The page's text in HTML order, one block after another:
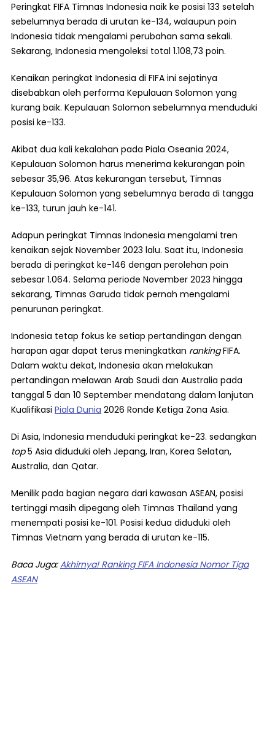
Peringkat FIFA Timnas Indonesia naik ke posisi 133 setelah
sebelumnya berada di urutan ke-134, walaupun poin
Indonesia tidak mengalami perubahan sama sekali.
Sekarang, Indonesia mengoleksi total 1.108,73 poin.
Kenaikan peringkat Indonesia di FIFA ini sejatinya
disebabkan oleh performa Kepulauan Solomon yang
kurang baik. Kepulauan Solomon sebelumnya menduduki
posisi ke-133.
Akibat dua kali kekalahan pada Piala Oseania 2024,
Kepulauan Solomon harus menerima kekurangan poin
sebesar 35,96. Atas kekurangan tersebut, Timnas
Kepulauan Solomon yang sebelumnya berada di tangga
ke-133, turun jauh ke-141.
Adapun peringkat Timnas Indonesia mengalami tren
kenaikan sejak November 2023 lalu. Saat itu, Indonesia
berada di peringkat ke-146 dengan perolehan poin
sebesar 1.064. Selama periode November 2023 hingga
sekarang, Timnas Garuda tidak pernah mengalami
penurunan peringkat.
Indonesia tetap fokus ke setiap pertandingan dengan
harapan agar dapat terus meningkatkan rankingFIFA.
Dalam waktu dekat, Indonesia akan melakukan
pertandingan melawan Arab Saudi dan Australia pada
tanggal 5 dan 10 September mendatang dalam lanjutan
Kualifikasi Piala Dunia 2026 Ronde Ketiga Zona Asia.
Di Asia, Indonesia menduduki peringkat ke-23. sedangkan
top5 Asia diduduki oleh Jepang, Iran, Korea Selatan,
Australia, dan Qatar.
Menilik pada bagian negara dari kawasan ASEAN, posisi
tertinggi masih dipegang oleh Timnas Thailand yang
menempati posisi ke-101. Posisi kedua diduduki oleh
Timnas Vietnam yang berada di urutan ke-115.
Baca Juga:Akhirnya! Ranking FIFA Indonesia Nomor Tiga
ASEAN